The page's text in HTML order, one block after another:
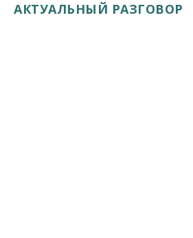
АКТУАЛЬНЫЙ РАЗГОВОР